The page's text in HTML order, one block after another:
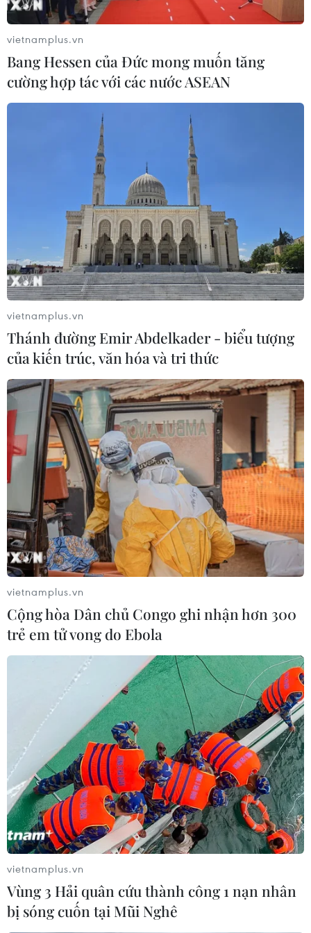
Đảng Cộng sản Trung Quốc công bố quy
định thúc đẩy minh bạch
Ngày 25/12, Ban Chấp hành Trung ương Đảng Cộng
sản Trung Quốc (CPC) đã công bố một quy định nhằm
thúc đẩy minh bạch trong các vấn đề của đảng.
vietnamplus.vn
Bang Hessen của Đức mong muốn tăng
cường hợp tác với các nước ASEAN
vietnamplus.vn
Thánh đường Emir Abdelkader - biểu tượng
của kiến trúc, văn hóa và tri thức
vietnamplus.vn
Cộng hòa Dân chủ Congo ghi nhận hơn 300
trẻ em tử vong do Ebola
vietnamplus.vn
Vùng 3 Hải quân cứu thành công 1 nạn nhân
bị sóng cuốn tại Mũi Nghê